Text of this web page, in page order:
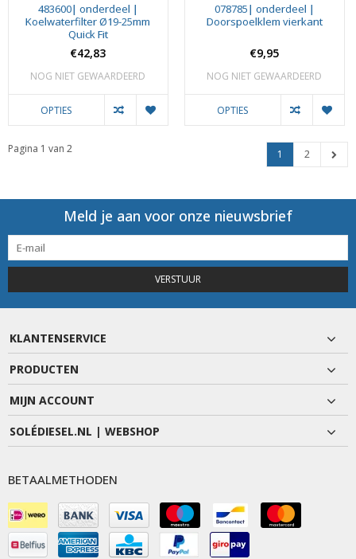
483600| onderdeel |
Koelwaterfilter Ø19-25mm
Quick Fit
€42,83
NOG NIET GEWAARDEERD
OPTIES
078785| onderdeel |
Doorspoelklem vierkant
€9,95
NOG NIET GEWAARDEERD
OPTIES
Pagina 1 van 2 1 2
Meld je aan voor onze nieuwsbrief
VERSTUUR
KLANTENSERVICE
PRODUCTEN
MIJN ACCOUNT
SOLÉDIESEL.NL | WEBSHOP
BETAALMETHODEN